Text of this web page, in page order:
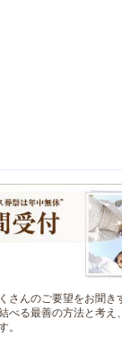
さんのご要望をお聞き
べる最善の方法と考え
。